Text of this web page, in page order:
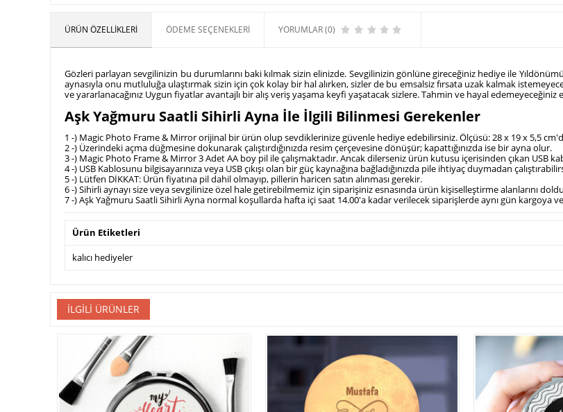
ÜRÜN ÖZELLIKLERI ÖDEME SEÇENEKLERI YORUMLAR (0)
Gözleri parlayan sevgilinizin bu durumlarını baki kılmak sizin elinizde. Sevgilinizin gönlüne gireceğiniz hediye ile
aynasıyla onu mutluluğa ulaştırmak sizin için çok kolay bir hal alırken, sizler de bu emsalsiz fırsata uzak kalmak
ve yararlanacağınız Uygun fiyatlar avantajlı bir alış veriş yaşama keyfi yaşatacak sizlere. Tahmin ve hayal
Aşk Yağmuru Saatli Sihirli Ayna İle İlgili Bilinmesi Gerekenler
1 -) Magic Photo Frame & Mirror orijinal bir ürün olup sevdiklerinize güvenle hediye edebilirsiniz. Ölçüsü: 28 x 19 x 5,5
2 -) Üzerindeki açma düğmesine dokunarak çalıştırdığınızda resim çerçevesine dönüşür; kapattığınızda ise bir ayna olur.
3 -) Magic Photo Frame & Mirror 3 Adet AA boy pil ile çalışmaktadır. Ancak dilerseniz ürün kutusu içerisinden çıkan USB
4 -) USB Kablosunu bilgisayarınıza veya USB çıkışı olan bir güç kaynağına bağladığınızda pile ihtiyaç duymadan
5 -) Lütfen DİKKAT: Ürün fiyatına pil dahil olmayıp, pillerin haricen satın alınması gerekir.
6 -) Sihirli aynayı size veya sevgilinize özel hale getirebilmemiz için siparişiniz esnasında ürün kişiselleştirme alanlarını
7 -) Aşk Yağmuru Saatli Sihirli Ayna normal koşullarda hafta içi saat 14.00'a kadar verilecek siparişlerde aynı gün kargoya
Ürün Etiketleri
kalıcı hediyeler
İLGILI ÜRÜNLER